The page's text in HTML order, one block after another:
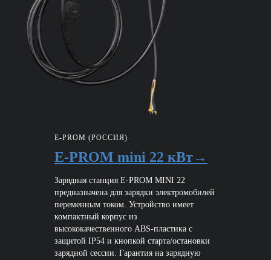
E-PROM (РОССИЯ)
E-PROM mini 22 кВт→
Зарядная станция E-PROM MINI 22
предназначена для зарядки электромобилей
переменным током. Устройство имеет
компактный корпус из
высококачественного ABS-пластика с
защитой IP54 и кнопкой старта/остановки
зарядной сессии. Гарантия на зарядную